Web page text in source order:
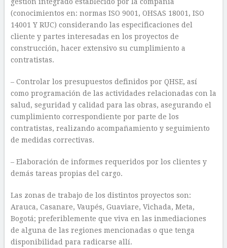
(conocimientos en: normas ISO 9001, OHSAS 18001, ISO
14001 Y RUC) considerando las especificaciones del
cliente y partes interesadas en los proyectos de
construcción, hacer extensivo su cumplimiento a
contratistas.
– Controlar los presupuestos definidos por QHSE, así
como programación de las actividades relacionadas con la
salud, seguridad y calidad para las obras, asegurando el
cumplimiento correspondiente por parte de los
contratistas, realizando acompañamiento y seguimiento
de medidas correctivas.
– Elaboración de informes requeridos por los clientes y
demás tareas propias del cargo.
Las zonas de trabajo de los distintos proyectos son:
Arauca, Casanare, Vaupés, Guaviare, Vichada, Meta,
Bogotá; preferiblemente que viva en las inmediaciones
de alguna de las regiones mencionadas o que tenga
disponibilidad para radicarse allí.